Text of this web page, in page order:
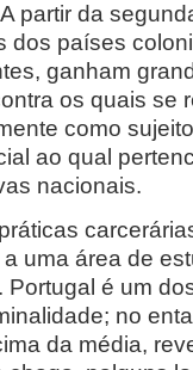
partir da
dos países
ganham
os quais se
como
ao qual
nacionais.
uma área de
Portugal é um
no
da média,